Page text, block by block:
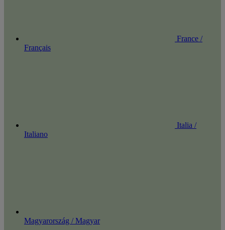
France /
Français
Italia /
Italiano
Magyarország / Magyar